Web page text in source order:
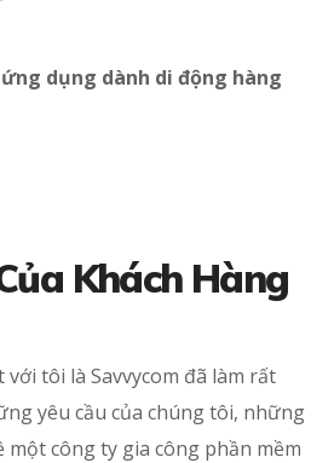
dụng dành di động hàng
Khách Hàng
tôi là Savvycom đã làm rất
yêu cầu của chúng tôi, những
công ty gia công phần mềm